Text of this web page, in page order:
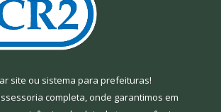
site ou sistema para prefeituras!
completa, onde garantimos em